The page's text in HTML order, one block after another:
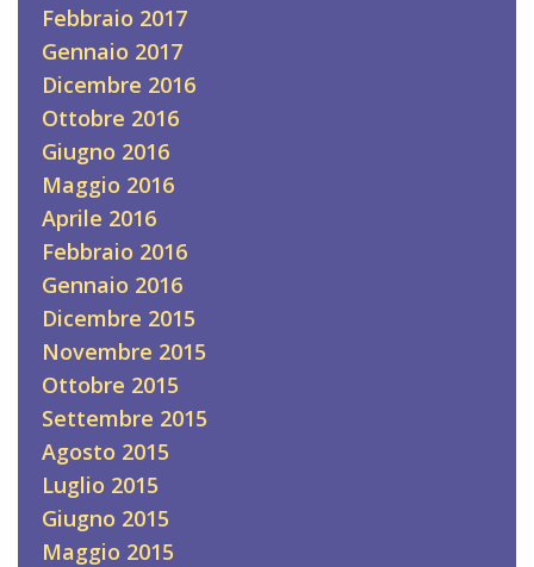
Febbraio 2017
Gennaio 2017
Dicembre 2016
Ottobre 2016
Giugno 2016
Maggio 2016
Aprile 2016
Febbraio 2016
Gennaio 2016
Dicembre 2015
Novembre 2015
Ottobre 2015
Settembre 2015
Agosto 2015
Luglio 2015
Giugno 2015
Maggio 2015